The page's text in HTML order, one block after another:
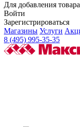
Для добавления
Войти
Зарегистрироваться
Магазины Услуги
8 (495) 995-35-35